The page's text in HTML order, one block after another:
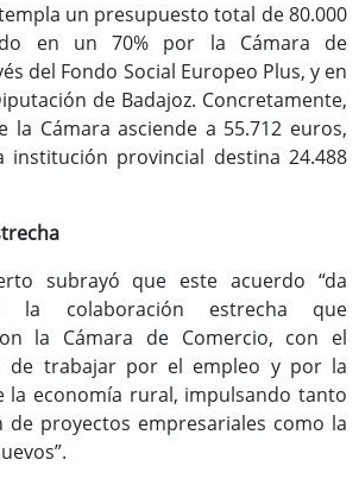
un presupuesto total de 80.000
en un 70% por la Cámara de
del Fondo Social Europeo Plus, y en
de Badajoz. Concretamente,
la Cámara asciende a 55.712 euros,
institución provincial destina 24.488
subrayó que este acuerdo “da
la colaboración estrecha que
la Cámara de Comercio, con el
de trabajar por el empleo y por la
la economía rural, impulsando tanto
de proyectos empresariales como la